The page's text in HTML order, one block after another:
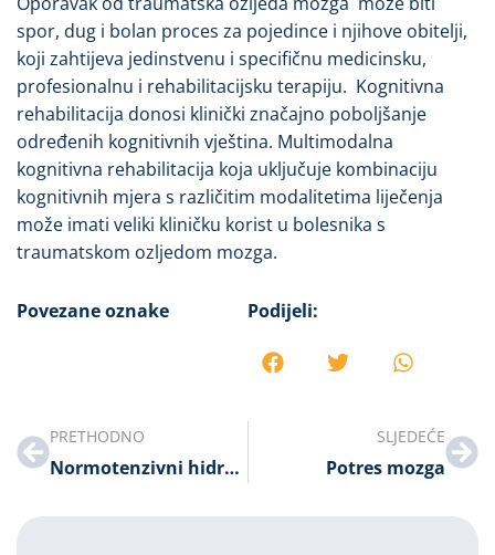
spor, dug i bolan proces za pojedince i njihove obitelji,
koji zahtijeva jedinstvenu i specifičnu medicinsku,
profesionalnu i rehabilitacijsku terapiju. Kognitivna
rehabilitacija donosi klinički značajno poboljšanje
određenih kognitivnih vještina. Multimodalna
kognitivna rehabilitacija koja uključuje kombinaciju
kognitivnih mjera s različitim modalitetima liječenja
može imati veliki kliničku korist u bolesnika s
traumatskom ozljedom mozga.
Povezane oznake Podijeli:
PRETHODNO
Normotenzivni hidrocefalus
SLJEDEĆE
Potres mozga